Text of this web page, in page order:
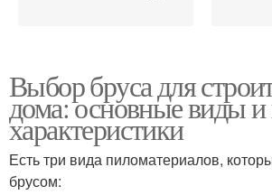
Цельный брус
Металлический брус
Выбор бруса для
дома: основные виды и
характеристики
Есть три вида пиломатериалов,
брусом: